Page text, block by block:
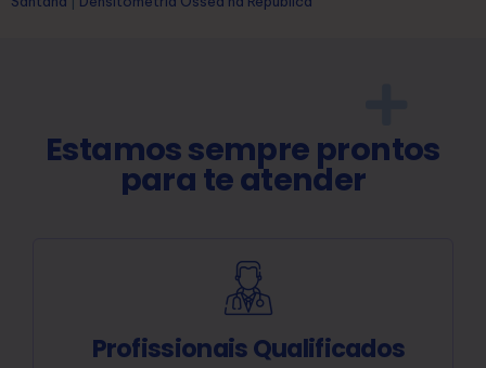
Estamos sempre prontos
para te atender
Profissionais Qualificados